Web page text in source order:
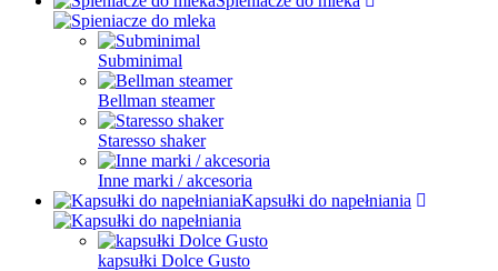
Subminimal
Bellman steamer
Staresso shaker
Inne marki / akcesoria
Kapsułki do napełniania
kapsułki Dolce Gusto